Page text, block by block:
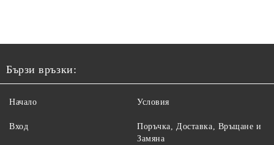
Бързи връзки:
Начало
Вход
Условия
Поръчка, Доставка, Връщане и
Замяна